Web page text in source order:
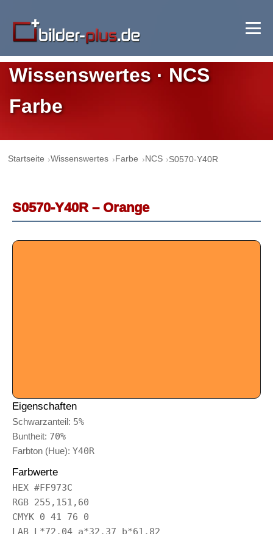
Wissenswertes · NCS
Farbe
Startseite Wissenswertes Farbe NCS S0570-Y40R
S0570-Y40R – Orange
Eigenschaften
Schwarzanteil: 5%
Buntheit: 70%
Farbton (Hue): Y40R
Farbwerte
HEX #FF973C
RGB 255,151,60
CMYK 0 41 76 0
LAB L*72.04 a*32.37 b*61.82